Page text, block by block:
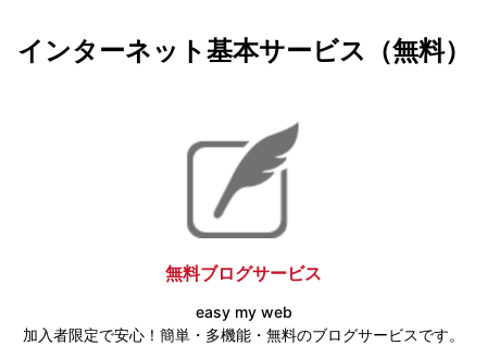
インターネット基本サービス（無料）
無料ブログサービス
easy my web
加入者限定で安心！簡単・多機能・無料のブログサービスです。